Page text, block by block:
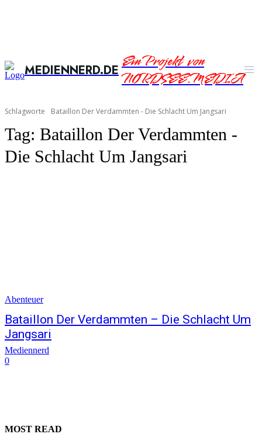
MEDIENNERD.DEEin Projekt von
NORDSEE.MEDIA
Schlagworte Bataillon Der Verdammten - Die Schlacht Um Jangsari
Tag: Bataillon Der Verdammten -
Die Schlacht Um Jangsari
Abenteuer
Bataillon Der Verdammten – Die Schlacht Um
Jangsari
Mediennerd
0
MOST READ